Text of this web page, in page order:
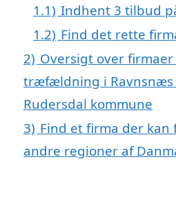
1.1) Indhent 3 tilbud
1.2) Find det rette
2) Oversigt over
træfældning i Ravnsnæs
Rudersdal kommune
3) Find et firma der
andre regioner af